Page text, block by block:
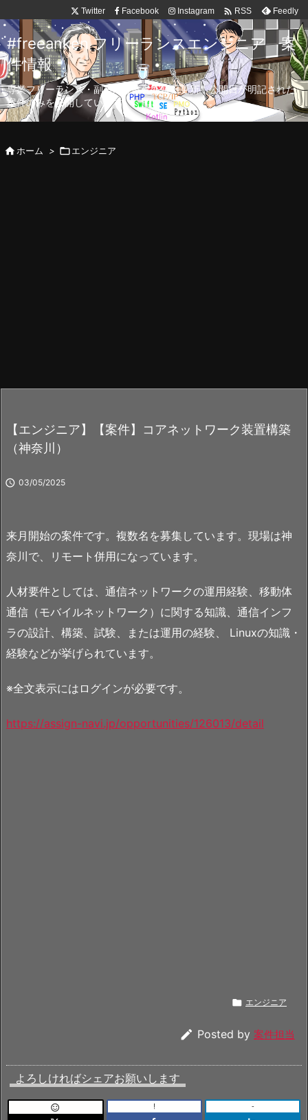
Twitter Facebook Instagram  RSS Feedly
#freeanken フリーランスエンジニア 案
件情報
専業フリーランス・副業向け案件を毎日更新！公開日が明記された
案件のみを公開しています。
ホーム > エンジニア
【エンジニア】【案件】コアネットワーク装置構築
（神奈川）
 03/05/2025
来月開始の案件です。複数名を募集しています。現場は神
奈川で、リモート併用になっています。
人材要件としては、通信ネットワークの運用経験、移動体
通信（モバイルネットワーク）に関する知識、通信インフ
ラの設計、構築、試験、または運用の経験、 Linuxの知識・
経験などが挙げられています。
※全文表示にはログインが必要です。
https://assign-navi.jp/opportunities/126013/detail
 エンジニア
 Posted by 案件担当
よろしければシェアお願いします
 ! -